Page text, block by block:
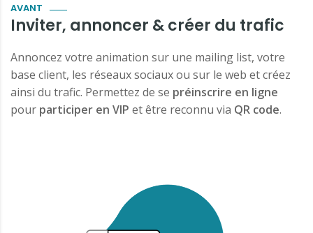
AVANT
Inviter, annoncer & créer du trafic
Annoncez votre animation sur une mailing list, votre
base client, les réseaux sociaux ou sur le web et créez
ainsi du trafic. Permettez de se préinscrire en ligne
pour participer en VIP et être reconnu via QR code.